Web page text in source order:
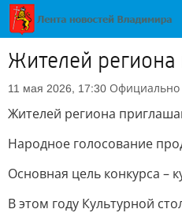
Жителей региона
11 мая 2026, 17:30 Официально
Жителей региона
Народное голосование
Основная цель конкурса –
В этом году Культурной